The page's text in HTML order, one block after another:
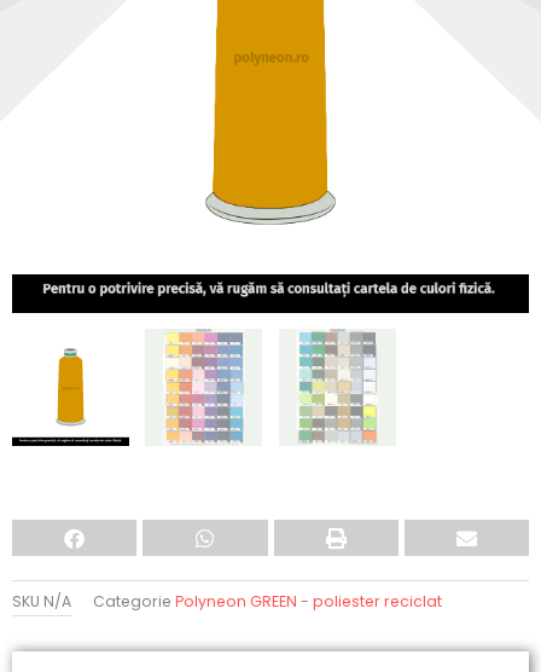
SKU N/A Categorie Polyneon GREEN - poliester reciclat